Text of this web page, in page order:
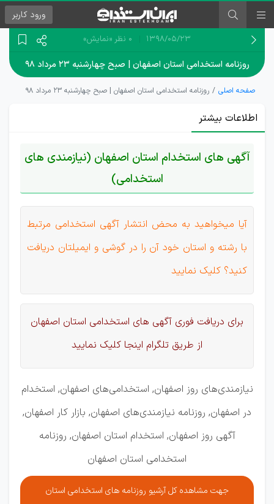
ورود کاربر
۱۳۹۸/۰۵/۲۳ 0 نظر «نمایش»
روزنامه استخدامی استان اصفهان | صبح چهارشنبه ۲۳ مرداد ۹۸
صفحه اصلی روزنامه استخدامی استان اصفهان | صبح چهارشنبه ۲۳ مرداد ۹۸
اطلاعات بیشتر
آگهی های استخدام استان اصفهان (نیازمندی های
استخدامی)
آیا میخواهید به محض انتشار آگهی استخدامی مرتبط
با رشته و استان خود آن را در گوشی و ایمیلتان دریافت
کنید؟ کلیک نمایید
برای دریافت فوری آگهی های استخدامی استان اصفهان
از طریق تلگرام اینجا کلیک نمایید
نیازمندی‌های روز اصفهان, استخدامی‌های اصفهان, استخدام
در اصفهان, روزنامه نیازمندی‌های اصفهان, بازار کار اصفهان,
آگهی روز اصفهان, استخدام استان اصفهان, روزنامه
استخدامی استان اصفهان
جهت مشاهده کل آرشیو روزنامه های استخدامی استان